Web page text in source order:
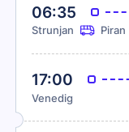
06:35
Strunjan Piran
17:00
Venedig